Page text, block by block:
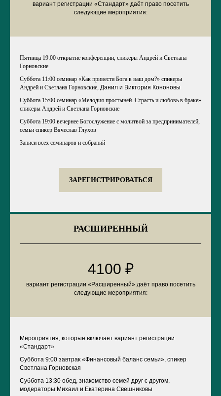
вариант регистрации «Стандарт» даёт право посетить
следующие мероприятия:
Пятница 19:00 открытие конференции, спикеры Андрей и Светлана
Горновские
Суббота 11:00 семинар «Как привести Бога в ваш дом?» спикеры
Андрей и Светлана Горновские, Данил и Виктория Кононовы
Суббота 15:00 семинар «Мелодия простыней. Страсть и любовь в браке»
спикеры Андрей и Светлана Горновские
Суббота 19:00 вечернее Богослужение с молитвой за предпринимателей,
семьи спикер Вячеслав Глухов
Записи всех семинаров и собраний
ЗАРЕГИСТРИРОВАТЬСЯ
РАСШИРЕННЫЙ
4100 ₽
вариант регистрации «Расширенный» даёт право посетить
следующие мероприятия:
Мероприятия, которые включает вариант регистрации
«Стандарт»
Суббота 9:00 завтрак «Финансовый баланс семьи», спикер
Светлана Горновская
Суббота 13:30 обед, знакомство семей друг с другом,
модераторы Михаил и Екатерина Свешниковы